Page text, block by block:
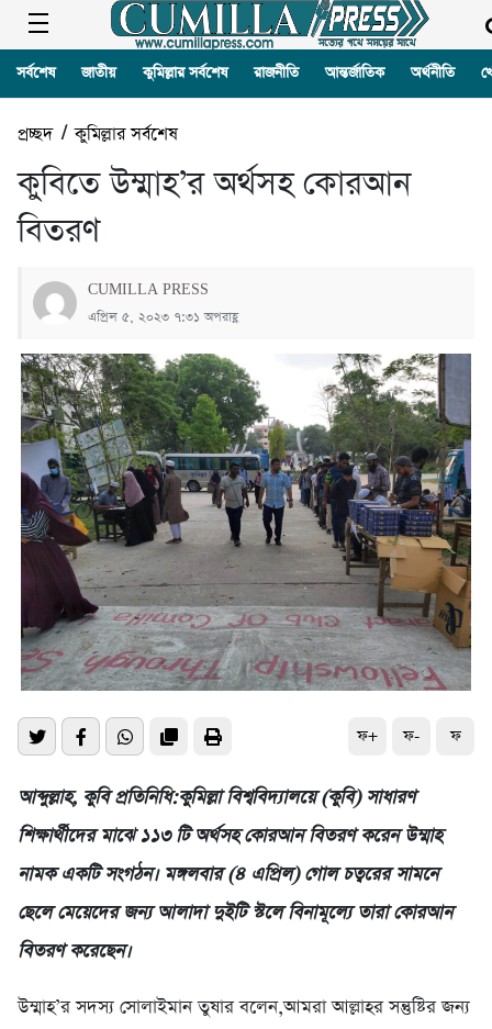
সর্বশেষ জাতীয় কুমিল্লার সর্বশেষ রাজনীতি আন্তর্জাতিক অর্থনীতি
প্রচ্ছদ/কুমিল্লার সর্বশেষ
কুবিতে উম্মাহ’র অর্থসহ কোরআন
বিতরণ
CUMILLA PRESS
এপ্রিল ৫, ২০২৩ ৭:৩১ অপরাহ্ণ
ফ+ ফ- ফ
আব্দুল্লাহ, কুবি প্রতিনিধি:কুমিল্লা বিশ্ববিদ্যালয়ে (কুবি) সাধারণ
শিক্ষার্থীদের মাঝে ১১৩ টি অর্থসহ কোরআন বিতরণ করেন উম্মাহ
নামক একটি সংগঠন। মঙ্গলবার (৪ এপ্রিল) গোল চত্বরের সামনে
ছেলে মেয়েদের জন্য আলাদা দুইটি স্টলে বিনামূল্যে তারা কোরআন
বিতরণ করেছেন।
উম্মাহ’র সদস্য সোলাইমান তুষার বলেন,আমরা আল্লাহর সন্তুষ্টির জন্য